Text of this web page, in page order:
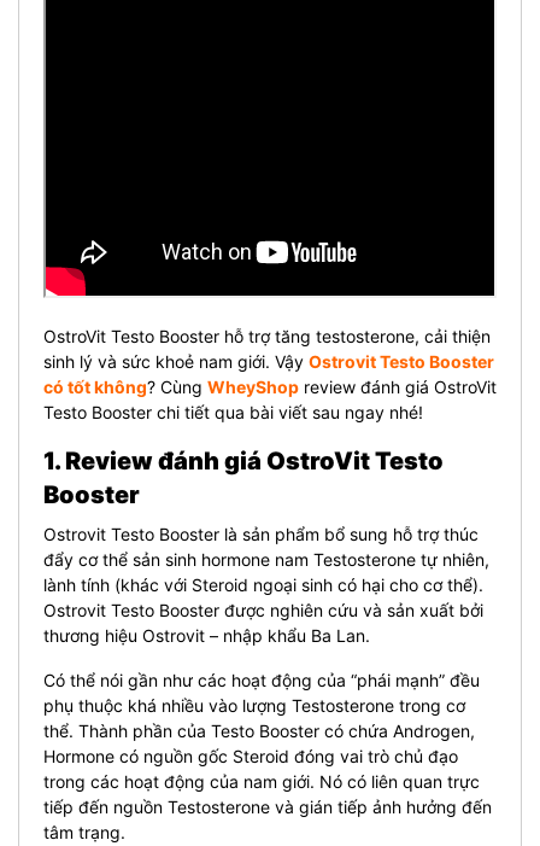
OstroVit Testo Booster hỗ trợ tăng testosterone, cải thiện
sinh lý và sức khoẻ nam giới. Vậy Ostrovit Testo Booster
có tốt không? Cùng WheyShop review đánh giá OstroVit
Testo Booster chi tiết qua bài viết sau ngay nhé!
1. Review đánh giá OstroVit Testo
Booster
Ostrovit Testo Booster là sản phẩm bổ sung hỗ trợ thúc
đẩy cơ thể sản sinh hormone nam Testosterone tự nhiên,
lành tính (khác với Steroid ngoại sinh có hại cho cơ thể).
Ostrovit Testo Booster được nghiên cứu và sản xuất bởi
thương hiệu Ostrovit – nhập khẩu Ba Lan.
Có thể nói gần như các hoạt động của “phái mạnh” đều
phụ thuộc khá nhiều vào lượng Testosterone trong cơ
thể. Thành phần của Testo Booster có chứa Androgen,
Hormone có nguồn gốc Steroid đóng vai trò chủ đạo
trong các hoạt động của nam giới. Nó có liên quan trực
tiếp đến nguồn Testosterone và gián tiếp ảnh hưởng đến
tâm trạng.